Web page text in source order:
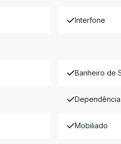
Interfone
Banheiro de
Mobiliado